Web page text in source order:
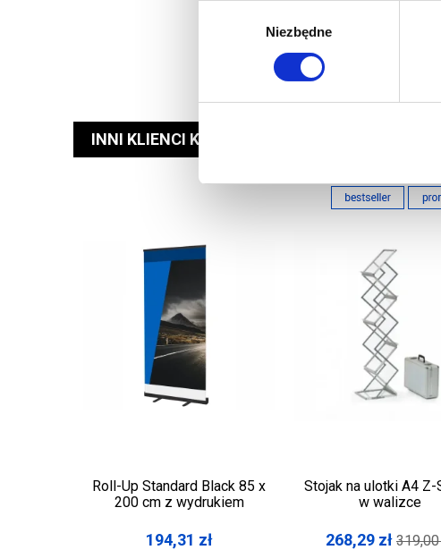
Niezbędne
INNI KLIENCI KUPILI RÓWNIEŻ
Roll-Up Standard Black 85 x
200 cm z wydrukiem
194,31 zł
Stojak na ulotki A4 Z-
w walizce
268,29 zł